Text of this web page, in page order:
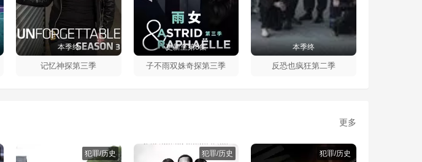
本季终
记忆神探第三季
更新至第8集
子不雨双姝奇探第三季
本季终
反恐也疯狂第二季
更多
犯罪/历史 犯罪/历史 犯罪/历史